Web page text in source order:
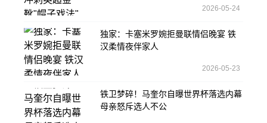
2026-05-24
独家：卡塞米罗婉拒曼联情侣晚宴 铁
汉柔情夜伴家人
2026-05-23
铁卫梦碎！马奎尔自曝世界杯落选内幕
母亲怒斥选人不公